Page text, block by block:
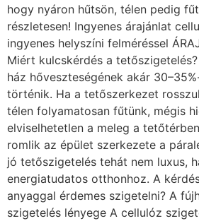
hogy nyáron hűtsön, télen pedig
részletesen! Ingyenes árajánlat
ingyenes helyszíni felméréssel
Miért kulcskérdés a
ház hőveszteségének akár
történik. Ha a tetőszerkezet
télen folyamatosan fűtünk, mégis
elviselhetetlen a meleg a
romlik az épület szerkezete a
jó tetőszigetelés tehát nem luxus,
energiatudatos otthonhoz. A
anyaggal érdemes szigetelni? A
szigetelés lényege A cellulóz